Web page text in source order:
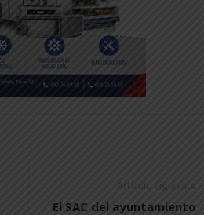
Artículo siguiente
El SAC del ayuntamiento